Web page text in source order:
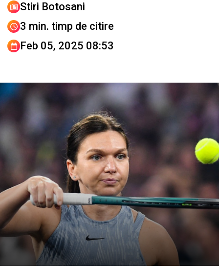
Stiri Botosani
3 min. timp de citire
Feb 05, 2025 08:53